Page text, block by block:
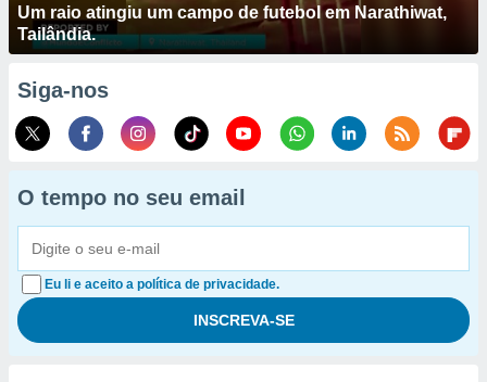
Um raio atingiu um campo de futebol em Narathiwat,
Tailândia.
Siga-nos
O tempo no seu email
Eu li e aceito a política de privacidade.